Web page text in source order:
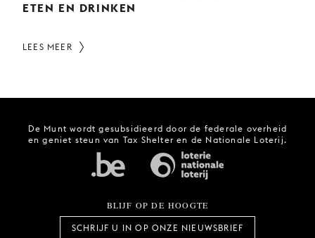
ETEN EN DRINKEN
LEES MEER
De Munt wordt gesubsidieerd door de federale overheid
en geniet steun van Tax Shelter en de Nationale Loterij.
BLIJF OP DE HOOGTE
SCHRIJF U IN OP ONZE NIEUWSBRIEF